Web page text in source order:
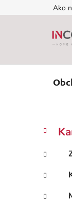
na
Ako
B
č
ý
p
Preskočiť
K
a
e
g
ó
r